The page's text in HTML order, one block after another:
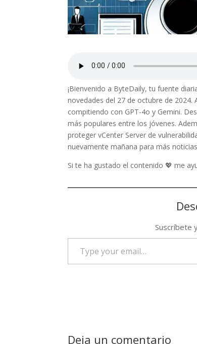
¡Bienvenido a ByteDaily, tu fuente
novedades del 27 de octubre de
compitiendo con GPT-4o y Gemini.
más populares entre los jóvenes.
proteger vCenter Server de
nuevamente mañana para más
Si te ha gustado el contenido 💖 me
Suscríbete
your
email…
Deja un comentario